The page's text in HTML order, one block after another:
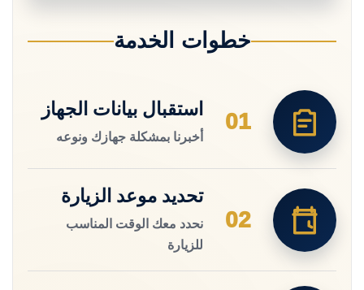
خطوات الخدمة
01
استقبال بيانات الجهاز
أخبرنا بمشكلة جهازك ونوعه
02
تحديد موعد الزيارة
نحدد معك الوقت المناسب
للزيارة